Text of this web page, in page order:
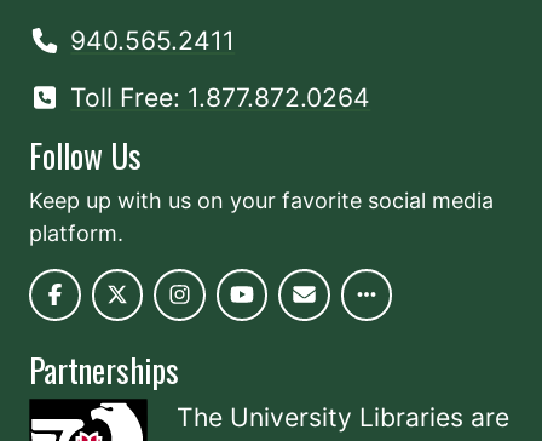
940.565.2411
Toll Free: 1.877.872.0264
Follow Us
Keep up with us on your favorite social media
platform.
Partnerships
The University Libraries are